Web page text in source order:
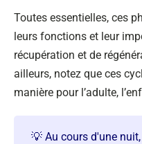
Toutes essentielles, ces
leurs fonctions et leur
récupération et de
ailleurs, notez que ces
manière pour l’adulte,
💡 Au cours d'une